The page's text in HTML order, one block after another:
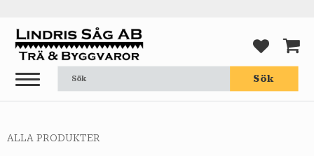
Meny
Sök
ALLA PRODUKTER